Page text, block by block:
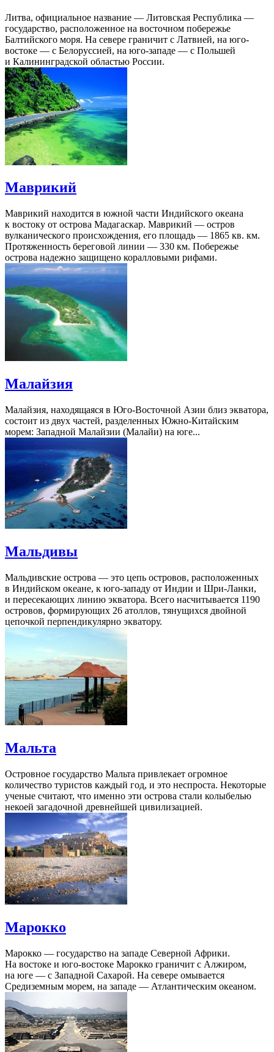
Литва, официальное название — Литовская Республика —
государство, расположенное на восточном побережье
Балтийского моря. На севере граничит с Латвией, на юго-
востоке — с Белоруссией, на юго-западе — c Польшей
и Калининградской областью России.
Маврикий
Маврикий находится в южной части Индийского океана
к востоку от острова Мадагаскар. Маврикий — остров
вулканического происхождения, его площадь — 1865 кв. км.
Протяженность береговой линии — 330 км. Побережье
острова надежно защищено коралловыми рифами.
Малайзия
Малайзия, находящаяся в Юго-Восточной Азии близ экватора,
состоит из двух частей, разделенных Южно-Китайским
морем: Западной Малайзии (Малайи) на юге...
Мальдивы
Мальдивские острова — это цепь островов, расположенных
в Индийском океане, к юго-западу от Индии и Шри-Ланки,
и пересекающих линию экватора. Всего насчитывается 1190
островов, формирующих 26 атоллов, тянущихся двойной
цепочкой перпендикулярно экватору.
Мальта
Островное государство Мальта привлекает огромное
количество туристов каждый год, и это неспроста. Некоторые
ученые считают, что именно эти острова стали колыбелью
некоей загадочной древнейшей цивилизацией.
Марокко
Марокко — государство на западе Северной Африки.
На востоке и юго-востоке Марокко граничит с Алжиром,
на юге — с Западной Сахарой. На севере омывается
Средиземным морем, на западе — Атлантическим океаном.